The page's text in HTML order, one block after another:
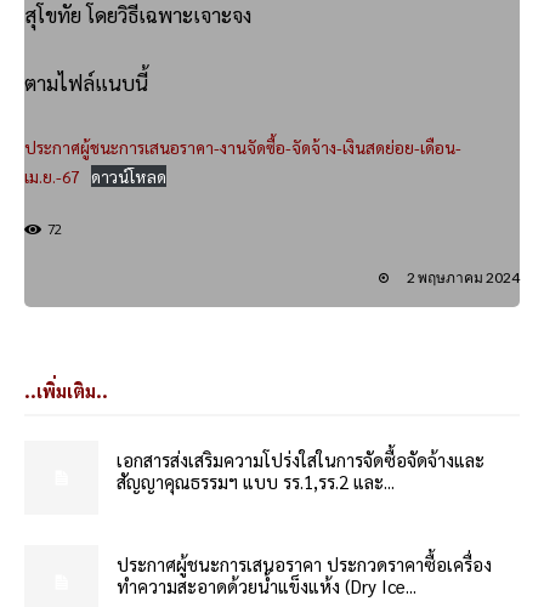
สุโขทัย โดยวิธีเฉพาะเจาะจง
ตามไฟล์แนบนี้
ประกาศผู้ชนะการเสนอราคา-งานจัดซื้อ-จัดจ้าง-เงินสดย่อย-เดือน-
เม.ย.-67
ดาวน์โหลด
72
2 พฤษภาคม 2024
..เพิ่มเติม..
เอกสารส่งเสริมความโปร่งใสในการจัดซื้อจัดจ้างและ
สัญญาคุณธรรมฯ แบบ รร.1,รร.2 และ...
ประกาศผู้ชนะการเสนอราคา ประกวดราคาซื้อเครื่อง
ทำความสะอาดด้วยน้ำแข็งแห้ง (Dry Ice...